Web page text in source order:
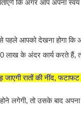
कि अगर आप अपना
आपको देखना होगा
के अंदर कार्य करते हैं,
रातों की नींद, फटाफट
लगेगी, तो उसके बाद